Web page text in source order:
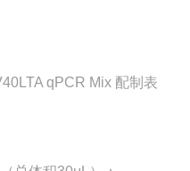
qPCR Mix 配制表